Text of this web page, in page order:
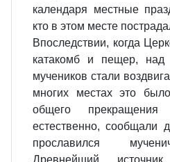
календаря местные
кто в этом месте
Впоследствии, когда
катакомб и пещер, над
мучеников стали
многих местах это
общего прекращения
естественно, сообщали
прославился
Древнейший